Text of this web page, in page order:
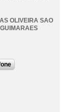
OLIVEIRA SAO